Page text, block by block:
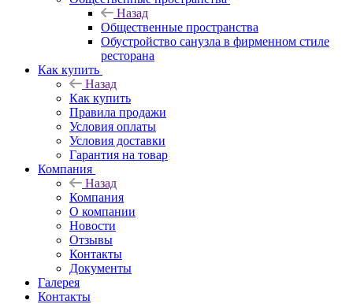
Назад
Общественные пространства
Обустройство санузла в фирменном стиле
ресторана
Как купить
Назад
Как купить
Правила продажи
Условия оплаты
Условия доставки
Гарантия на товар
Компания
Назад
Компания
О компании
Новости
Отзывы
Контакты
Документы
Галерея
Контакты